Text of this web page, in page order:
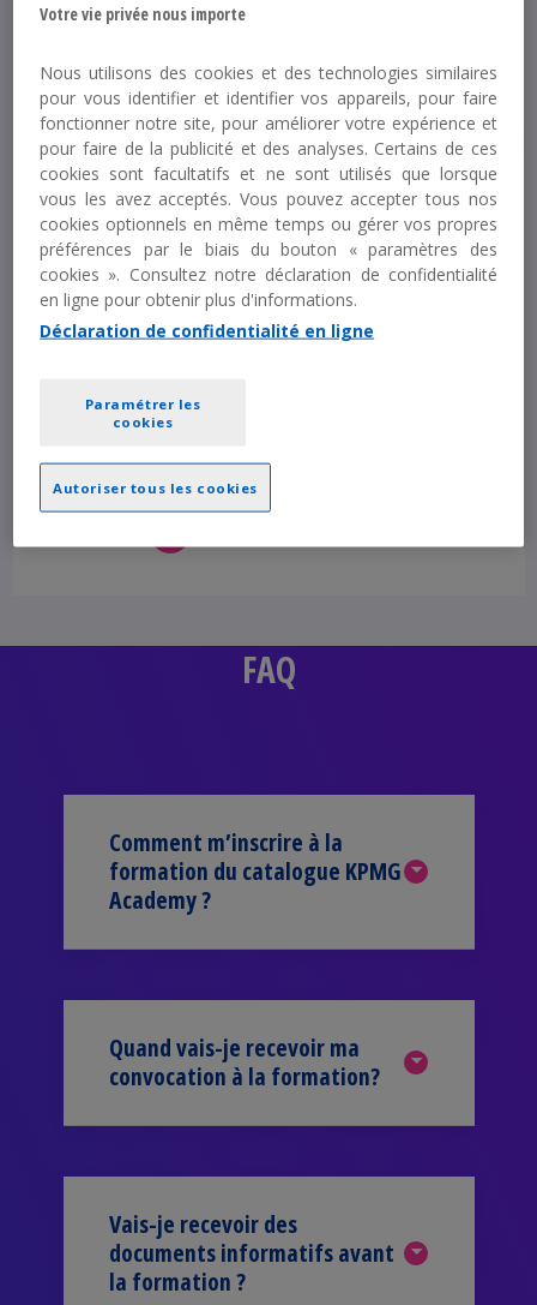
Découvrir
Approfondir les fondamentaux du Lean pour
mener des projets d'amélioration
Nouveauté
Présentiel / distanciel
Durée :7 H
FAQ
Comment m’inscrire à la
formation du catalogue KPMG
Academy ?
Quand vais-je recevoir ma
convocation à la formation?
Vais-je recevoir des
documents informatifs avant
la formation ?
Votre vie privée nous importe
Nous utilisons des cookies et des technologies similaires
pour vous identifier et identifier vos appareils, pour faire
fonctionner notre site, pour améliorer votre expérience et
pour faire de la publicité et des analyses. Certains de ces
cookies sont facultatifs et ne sont utilisés que lorsque
vous les avez acceptés. Vous pouvez accepter tous nos
cookies optionnels en même temps ou gérer vos propres
préférences par le biais du bouton « paramètres des
cookies ». Consultez notre déclaration de confidentialité
en ligne pour obtenir plus d'informations.
Déclaration de confidentialité en ligne
Autoriser tous les cookies
Paramétrer les
cookies